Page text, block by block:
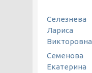
Селезнева
Лариса
Викторовна
Семенова
Екатерина